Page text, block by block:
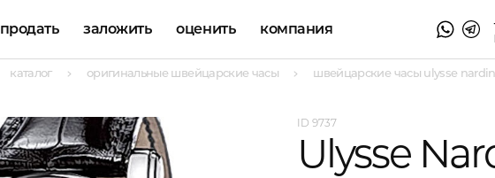
продать заложить оценить компания
каталог оригинальные швейцарские часы швейцарские часы ulysse
9737
Ulysse